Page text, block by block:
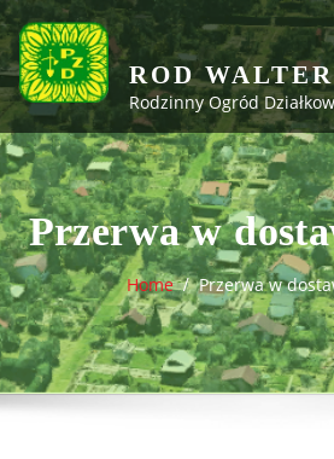
Skip
to
content
ROD WALTER
Rodzinny Ogród
Przerwa w
Home Przerwa w